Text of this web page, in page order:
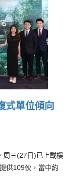
單位傾向
周三(27日)已上載樓
供109伙，當中約